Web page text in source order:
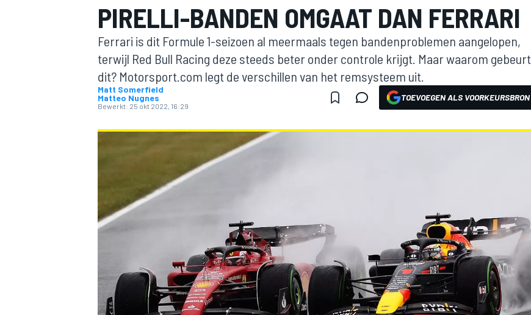
MOTOGP
PIRELLI-BANDEN OMGAAT DAN FERRARI
Ferrari is dit Formule 1-seizoen al meermaals tegen bandenproblemen aangelopen,
terwijl Red Bull Racing deze steeds beter onder controle krijgt. Maar waarom gebeurt
dit? Motorsport.com legt de verschillen van het remsysteem uit.
Matt Somerfield
Matteo Nugnes
Bewerkt: 25 okt 2022, 16:29
TOEVOEGEN ALS VOORKEURSBRON